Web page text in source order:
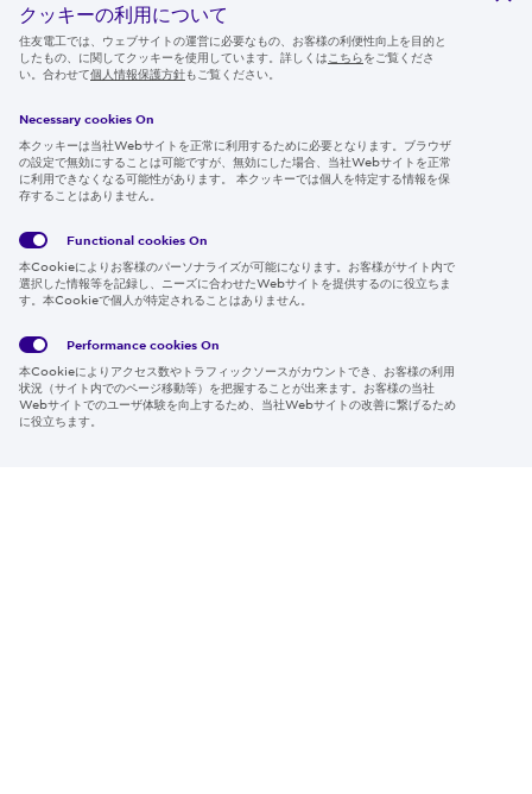
ニュースルーム
IR情報
採用情報
Global
Policy
サイト
約
Region & Language:
Japan | JP
クッキーの利用について
住友電工では、ウェブサイトの運営に必要なもの、お客様の利便性向上を目的と
したもの、に関してクッキーを使用しています。詳しくは こちらをご覧くださ
い。合わせて個人情報保護方針もご覧ください。
Necessary cookies On
本クッキーは当社Webサイトを正常に利用するために必要となります。ブラウザ
の設定で無効にすることは可能ですが、無効にした場合、当社Webサイトを正常
に利用できなくなる可能性があります。 本クッキーでは個人を特定する情報を保
存することはありません。
Functional cookies On
本Cookieによりお客様のパーソナライズが可能になります。お客様がサイト内で
選択した情報等を記録し、ニーズに合わせたWebサイトを提供するのに役立ちま
す。本Cookieで個人が特定されることはありません。
Performance cookies On
本Cookieによりアクセス数やトラフィックソースがカウントでき、お客様の利用
状況（サイト内でのページ移動等）を把握することが出来ます。お客様の当社
Webサイトでのユーザ体験を向上するため、当社Webサイトの改善に繋げるため
に役立ちます。